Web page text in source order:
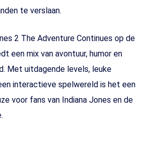
te verslaan.
2 The Adventure Continues op de
een mix van avontuur, humor en
Met uitdagende levels, leuke
interactieve spelwereld is het een
voor fans van Indiana Jones en de